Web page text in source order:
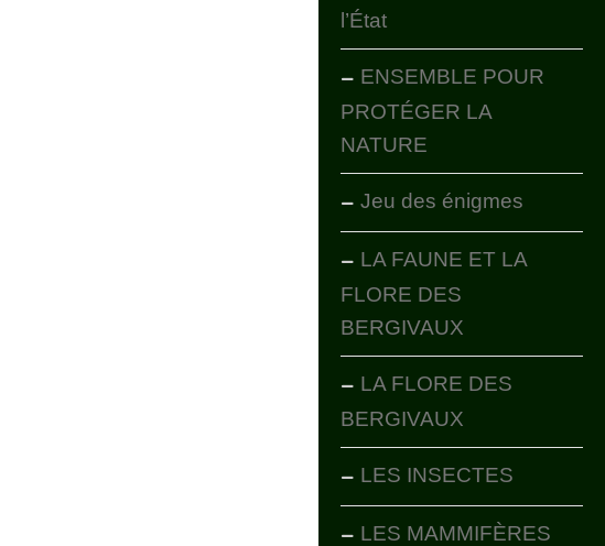
l’État
ENSEMBLE POUR
PROTÉGER LA
NATURE
Jeu des énigmes
LA FAUNE ET LA
FLORE DES
BERGIVAUX
LA FLORE DES
BERGIVAUX
LES INSECTES
LES MAMMIFÈRES